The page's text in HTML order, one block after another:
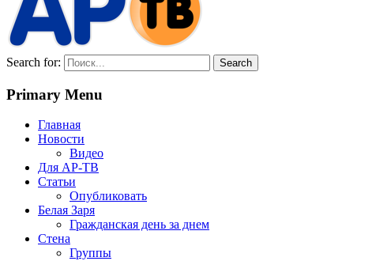
Search for:
Primary Menu
Главная
Новости
Видео
Для АР-ТВ
Статьи
Опубликовать
Белая Заря
Гражданская день за днем
Стена
Группы